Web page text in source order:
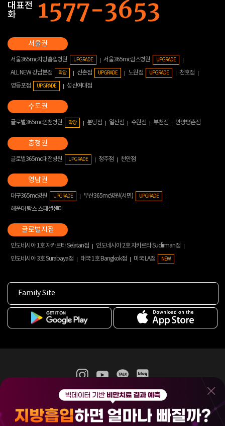
대표전
화
서울365mc지방흡입병원 UPGRADE 서울365mc람스병원 UPGRADE
ALL NEW 강남본점 확장 신촌점 UPGRADE 노원점 UPGRADE
천호점
영등포점
UPGRADE 성신여대점
글로벌365mc인천병원 확장 분당점 일산점 수원점 부천점 안양평촌점
글로벌365mc대전병원 UPGRADE 청주점 천안점
대구365mc병원 UPGRADE 부산365mc병원(서면) UPGRADE
해운대 람스 스페셜센터
인도네시아 1호 자카르타 Selatan점
인도네시아 2호 자카르타 Sudirman점
인도네시아 3호 Surabaya점
태국 1호 Bangkok점 미국 LA점 NEW
Family Site
365mc 병·의원 이용약관
홈페이지 이용약관
비급여진료수가